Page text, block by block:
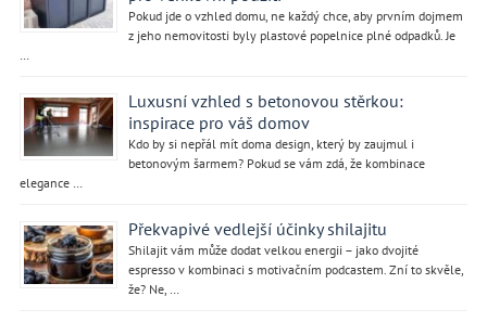
Pokud jde o vzhled domu, ne každý chce, aby prvním dojmem
z jeho nemovitosti byly plastové popelnice plné odpadků. Je
Luxusní vzhled s betonovou stěrkou:
inspirace pro váš domov
Kdo by si nepřál mít doma design, který by zaujmul i
betonovým šarmem? Pokud se vám zdá, že kombinace
elegance …
Překvapivé vedlejší účinky shilajitu
Shilajit vám může dodat velkou energii – jako dvojité
espresso v kombinaci s motivačním podcastem. Zní to skvěle,
že? Ne, …